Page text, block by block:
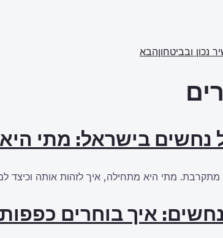
נכון ובביטחוןהבא
נחשים בישראל: מתי
מתי היא מתחילה, איך לזהות אותה וכיצד
איך בוחרים כפפות